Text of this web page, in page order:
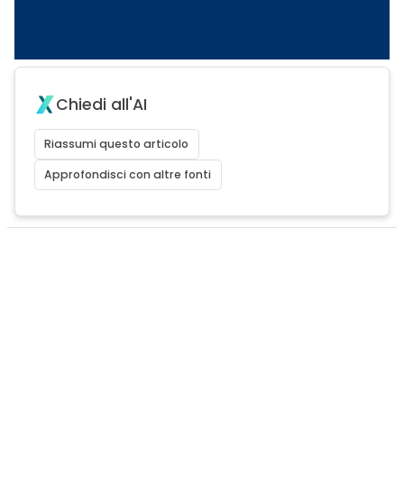
Chiedi all'AI
Riassumi questo articolo
Approfondisci con altre fonti